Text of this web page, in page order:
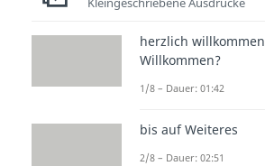
herzlich
Willkommen?
1/8 – Dauer: 01:42
bis auf Weiteres
2/8 – Dauer: 02:51